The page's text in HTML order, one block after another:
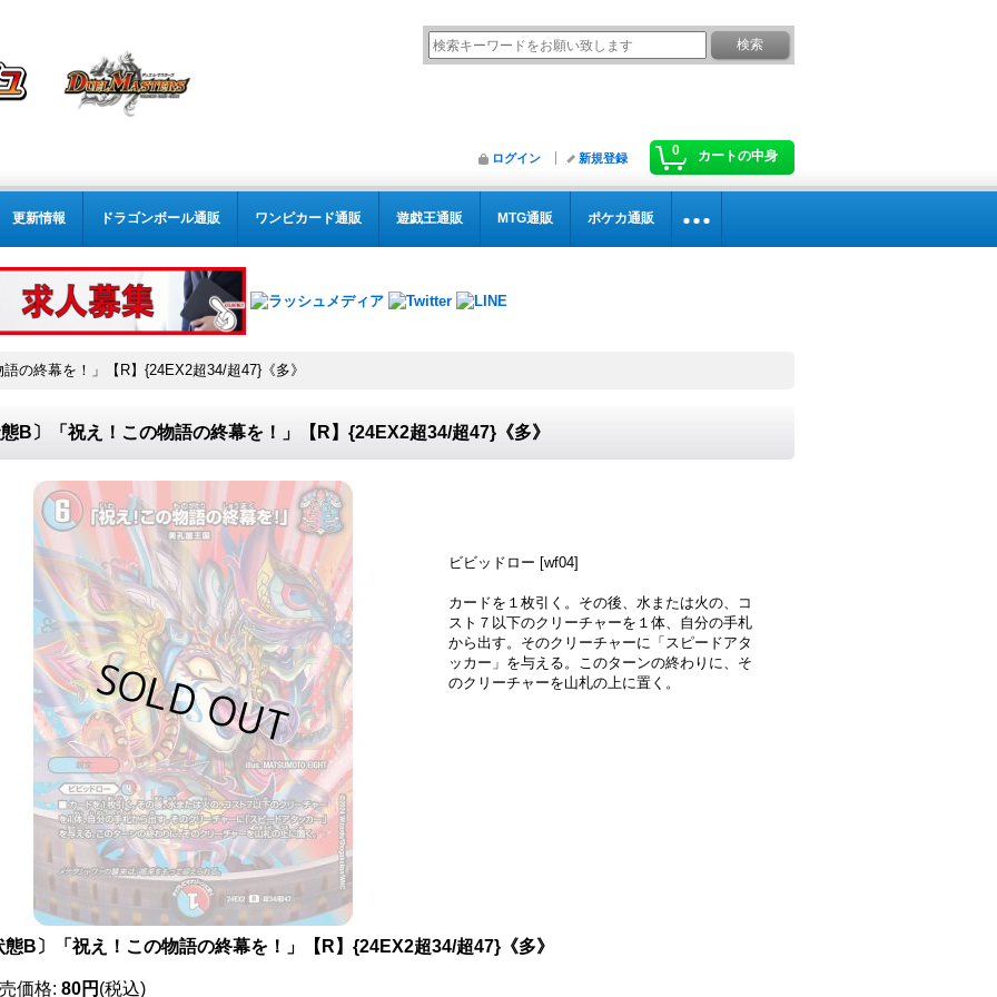
0 カートの中身
ログイン 新規登録
更新情報 ドラゴンボール通販 ワンピカード通販 遊戯王通販 MTG通販 ポケカ通販
の終幕を！」【R】{24EX2超34/超47}《多》
B〕「祝え！この物語の終幕を！」【R】{24EX2超34/超47}《多》
ビビッドロー [wf04]
カードを１枚引く。その後、水または火の、コ
スト７以下のクリーチャーを１体、自分の手札
から出す。そのクリーチャーに「スピードアタ
ッカー」を与える。このターンの終わりに、そ
のクリーチャーを山札の上に置く。
態B〕「祝え！この物語の終幕を！」【R】{24EX2超34/超47}《多》
価格: 80円 (税込)